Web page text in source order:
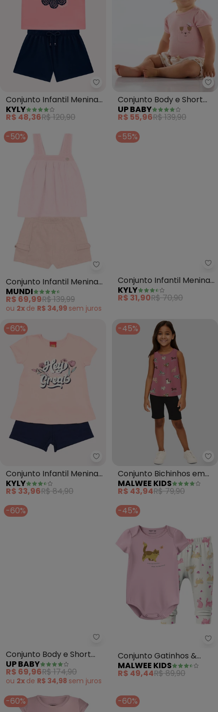
Kyly - Conjunto Infantil Menina
Conjunto Infantil Menina
Flor (Rosa)
KYLY
R$ 48,36R$ 120,90
Conjunto Body e Short
Bebê (Rosa)
UP BABY
R$ 55,96R$ 139,90
-50%
Mundi - Conjunto Infantil
Conjunto Infantil Menina
Detalhado (Rosa)
MUNDI
R$ 69,99R$ 139,99
ou 2x de R$ 34,99 sem juros
-55%
Conjunto Infantil Menina
Estampa (Rosa)
KYLY
R$ 31,90R$ 70,90
-60%
Kyly - Conjunto Infantil Menina
Conjunto Infantil Menina
Lettering (Rosa)
KYLY
R$ 33,96R$ 84,90
-45%
Conjunto Bichinhos em
Malha (Rosê)
MALWEE KIDS
R$ 43,94R$ 79,90
-60%
Up Baby - Conjunto Body e
Conjunto Body e Short
Bebê (Rosa)
UP BABY
R$ 69,96R$ 174,90
ou 2x de R$ 34,98 semjuros
-45%
Conjunto Gatinhos &
Borboletas (Rosa Claro)
MALWEE KIDS
R$ 49,44R$ 89,90
-60% -60%